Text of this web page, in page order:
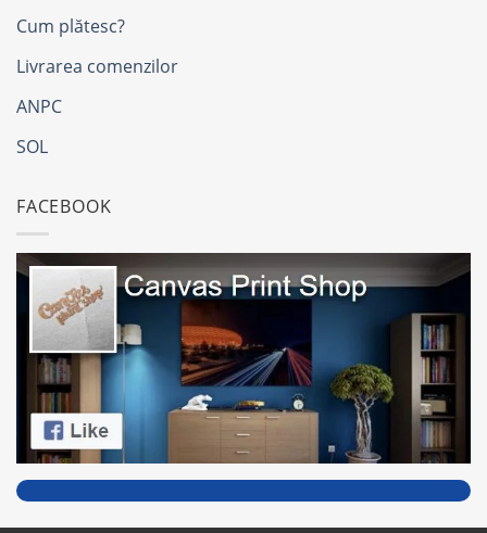
Cum plătesc?
Livrarea comenzilor
ANPC
SOL
FACEBOOK